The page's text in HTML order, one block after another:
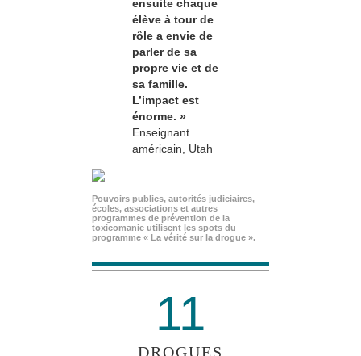
ensuite chaque
élève à tour de
rôle a envie de
parler de sa
propre vie et de
sa famille.
L’impact est
énorme. »
Enseignant
américain, Utah
Pouvoirs publics, autorités judiciaires,
écoles, associations et autres
programmes de prévention de la
toxicomanie utilisent les spots du
programme « La vérité sur la drogue ».
11
DROGUES